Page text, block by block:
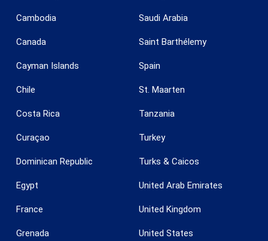
Cambodia
Canada
Cayman Islands
Chile
Costa Rica
Curaçao
Dominican Republic
Egypt
France
Grenada
Saudi Arabia
Saint Barthélemy
Spain
St. Maarten
Tanzania
Turkey
Turks & Caicos
United Arab Emirates
United Kingdom
United States